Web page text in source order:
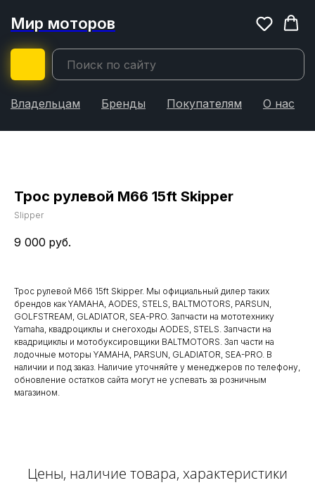
Мир моторов
Владельцам Бренды Покупателям О нас
Трос рулевой M66 15ft Skipper
Slipper
9 000 руб.
Трос рулевой M66 15ft Skipper. Мы официальный дилер таких
брендов как YAMAHA, AODES, STELS, BALTMOTORS, PARSUN,
GOLFSTREAM, GLADIATOR, SEA-PRO. Запчасти на мототехнику
Yamaha, квадроциклы и снегоходы AODES, STELS. Запчасти на
квадрициклы и мотобуксировщики BALTMOTORS. Зап части на
лодочные моторы YAMAHA, PARSUN, GLADIATOR, SEA-PRO. В
наличии и под заказ. Наличие уточняйте у менеджеров по телефону,
обновление остатков сайта могут не успевать за розничным
магазином.
Цены, наличие товара, характеристики